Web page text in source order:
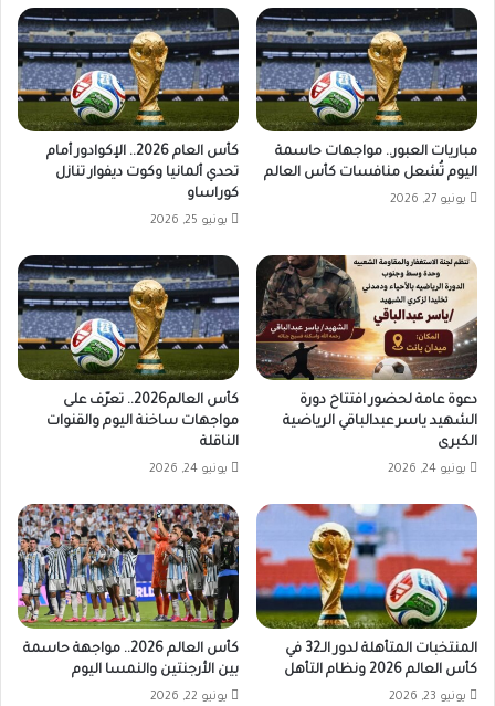
مباريات العبور.. مواجهات حاسمة
اليوم تُشعل منافسات كأس العالم
يونيو 27, 2026
كأس العام 2026.. الإكوادور أمام
تحدي ألمانيا وكوت ديفوار تنازل
كوراساو
يونيو 25, 2026
دعوة عامة لحضور افتتاح دورة
الشهيد ياسر عبدالباقي الرياضية
الكبرى
يونيو 24, 2026
كأس العالم2026.. تعرّف على
مواجهات ساخنة اليوم والقنوات
الناقلة
يونيو 24, 2026
المنتخبات المتأهلة لدور الـ32 في
كأس العالم 2026 ونظام التأهل
يونيو 23, 2026
كأس العالم 2026.. مواجهة حاسمة
بين الأرجنتين والنمسا اليوم
يونيو 22, 2026